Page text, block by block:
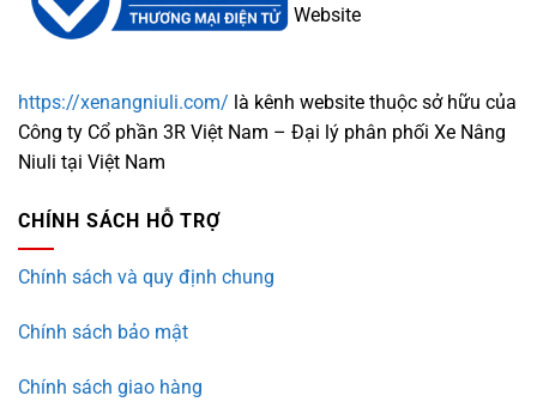
Website
https://xenangniuli.com/ là kênh website thuộc sở hữu của
Công ty Cổ phần 3R Việt Nam – Đại lý phân phối Xe Nâng
Niuli tại Việt Nam
CHÍNH SÁCH HỖ TRỢ
Chính sách và quy định chung
Chính sách bảo mật
Chính sách giao hàng